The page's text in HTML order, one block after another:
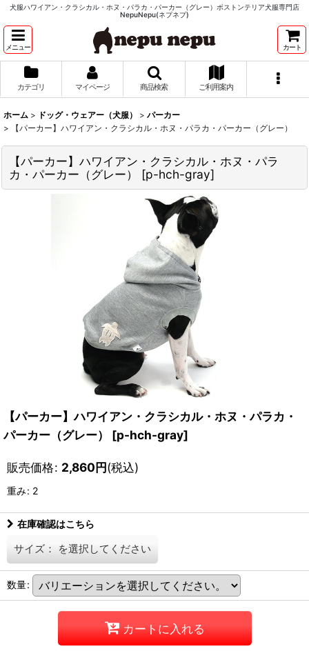
犬服ハワイアン・クラシカル・ホヌ・パラカ・パーカー（グレー）ボストンテリア犬服専門店
NepuNepu(ネプネプ)
メニュー カート
カテゴリ マイページ 商品検索 ご利用案内
ホーム > ドッグ・ウェアー（犬服） > パーカー
>
【パーカー】ハワイアン・クラシカル・ホヌ・パラカ・パーカー（グレー）
【パーカー】ハワイアン・クラシカル・ホヌ・パラ
カ・パーカー（グレー）
[p-hch-gray]
【パーカー】ハワイアン・クラシカル・ホヌ・パラカ・
パーカー（グレー）
[p-hch-gray]
販売価格: 2,860円(税込)
重み: 2
在庫確認はこちら
サイズ： を選択してください
数量:
カートに入れる